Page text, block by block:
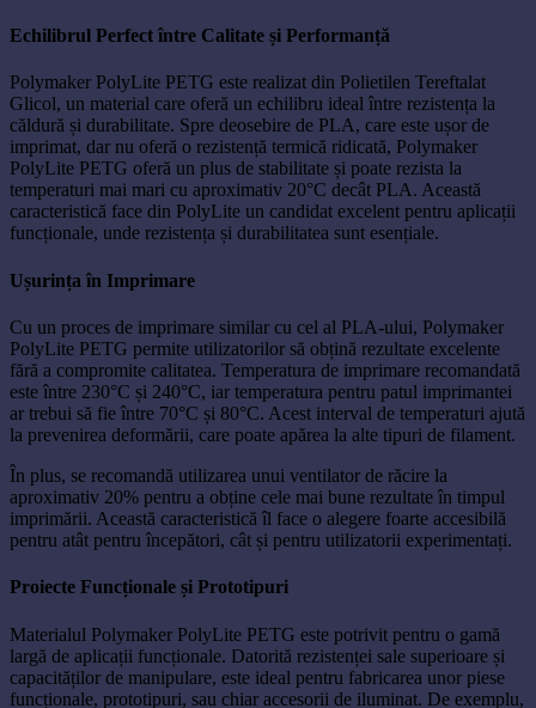
Echilibrul Perfect între Calitate și Performanță
Polymaker PolyLite PETG este realizat din Polietilen Tereftalat
Glicol, un material care oferă un echilibru ideal între rezistența la
căldură și durabilitate. Spre deosebire de PLA, care este ușor de
imprimat, dar nu oferă o rezistență termică ridicată, Polymaker
PolyLite PETG oferă un plus de stabilitate și poate rezista la
temperaturi mai mari cu aproximativ 20°C decât PLA. Această
caracteristică face din PolyLite un candidat excelent pentru aplicații
funcționale, unde rezistența și durabilitatea sunt esențiale.
Ușurința în Imprimare
Cu un proces de imprimare similar cu cel al PLA-ului, Polymaker
PolyLite PETG permite utilizatorilor să obțină rezultate excelente
fără a compromite calitatea. Temperatura de imprimare recomandată
este între 230°C și 240°C, iar temperatura pentru patul imprimantei
ar trebui să fie între 70°C și 80°C. Acest interval de temperaturi ajută
la prevenirea deformării, care poate apărea la alte tipuri de filament.
În plus, se recomandă utilizarea unui ventilator de răcire la
aproximativ 20% pentru a obține cele mai bune rezultate în timpul
imprimării. Această caracteristică îl face o alegere foarte accesibilă
pentru atât pentru începători, cât și pentru utilizatorii experimentați.
Proiecte Funcționale și Prototipuri
Materialul Polymaker PolyLite PETG este potrivit pentru o gamă
largă de aplicații funcționale. Datorită rezistenței sale superioare și
capacităților de manipulare, este ideal pentru fabricarea unor piese
funcționale, prototipuri, sau chiar accesorii de iluminat. De exemplu,